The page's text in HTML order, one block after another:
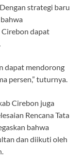
strategi baru
dapat
dapat mendorong
persen,” tuturnya.
Cirebon juga
Rencana Tata
bahwa
dan diikuti oleh